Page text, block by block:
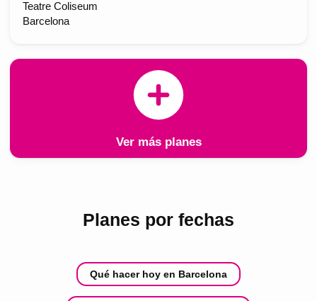
Teatre Coliseum
Barcelona
Ver más planes
Planes por fechas
Qué hacer hoy en Barcelona